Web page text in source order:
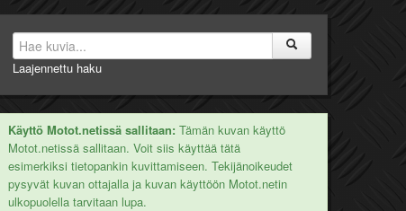
Laajennettu haku
Käyttö Motot.netissä sallitaan: Tämän kuvan käyttö
Motot.netissä sallitaan. Voit siis käyttää tätä
esimerkiksi tietopankin kuvittamiseen. Tekijänoikeudet
pysyvät kuvan ottajalla ja kuvan käyttöön Motot.netin
ulkopuolella tarvitaan lupa.